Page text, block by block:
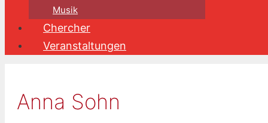
Musik
Chercher
Veranstaltungen
Anna Sohn